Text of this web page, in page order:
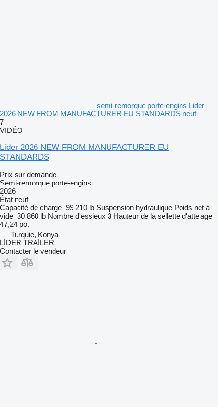
semi-remorque porte-engins Lider
2026 NEW FROM MANUFACTURER EU STANDARDS neuf
7
VIDÉO
Lider 2026 NEW FROM MANUFACTURER EU
STANDARDS
Prix sur demande
Semi-remorque porte-engins
2026
État neuf
Capacité de charge 99 210 lb Suspension hydraulique Poids net à
vide 30 860 lb Nombre d'essieux 3 Hauteur de la sellette d'attelage
47,24 po.
Turquie, Konya
LİDER TRAİLER
Contacter le vendeur